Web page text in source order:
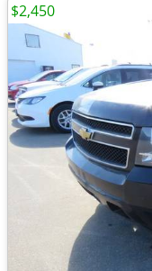
$2,450